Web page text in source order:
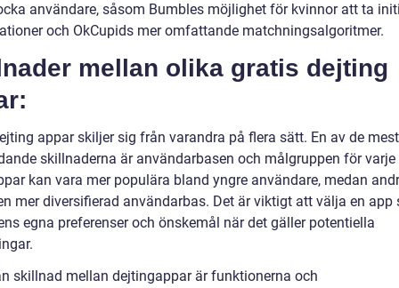
användare, såsom Bumbles möjlighet för kvinnor att ta
och OkCupids mer omfattande matchningsalgoritmer.
mellan olika gratis dejting
appar skiljer sig från varandra på flera sätt. En av de mest
skillnaderna är användarbasen och målgruppen för varje
kan vara mer populära bland yngre användare, medan
mer diversifierad användarbas. Det är viktigt att välja en app
egna preferenser och önskemål när det gäller potentiella
skillnad mellan dejtingappar är funktionerna och